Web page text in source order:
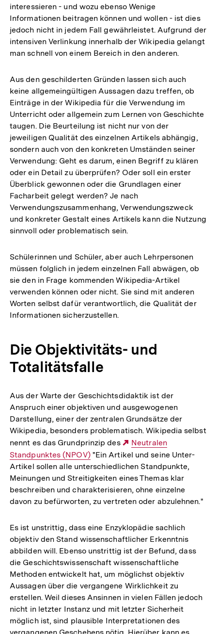
interessieren - und wozu ebenso Wenige
Informationen beitragen können und wollen - ist dies
jedoch nicht in jedem Fall gewährleistet. Aufgrund der
intensiven Verlinkung innerhalb der Wikipedia gelangt
man schnell von einem Bereich in den anderen.
Aus den geschilderten Gründen lassen sich auch
keine allgemeingültigen Aussagen dazu treffen, ob
Einträge in der Wikipedia für die Verwendung im
Unterricht oder allgemein zum Lernen von Geschichte
taugen. Die Beurteilung ist nicht nur von der
jeweiligen Qualität des einzelnen Artikels abhängig,
sondern auch von den konkreten Umständen seiner
Verwendung: Geht es darum, einen Begriff zu klären
oder ein Detail zu überprüfen? Oder soll ein erster
Überblick gewonnen oder die Grundlagen einer
Facharbeit gelegt werden? Je nach
Verwendungszusammenhang, Verwendungszweck
und konkreter Gestalt eines Artikels kann die Nutzung
sinnvoll oder problematisch sein.
Schülerinnen und Schüler, aber auch Lehrpersonen
müssen folglich in jedem einzelnen Fall abwägen, ob
sie den in Frage kommenden Wikipedia-Artikel
verwenden können oder nicht. Sie sind mit anderen
Worten selbst dafür verantwortlich, die Qualität der
Informationen sicherzustellen.
Die Objektivitäts- und
Totalitätsfalle
Aus der Warte der Geschichtsdidaktik ist der
Anspruch einer objektiven und ausgewogenen
Darstellung, einer der zentralen Grundsätze der
Wikipedia, besonders problematisch. Wikipedia selbst
nennt es das Grundprinzip des
Externer
Link:
Neutralen
Standpunktes (NPOV)"Ein Artikel und seine Unter-
Artikel sollen alle unterschiedlichen Standpunkte,
Meinungen und Streitigkeiten eines Themas klar
beschreiben und charakterisieren, ohne einzelne
davon zu befürworten, zu vertreten oder abzulehnen."
Es ist unstrittig, dass eine Enzyklopädie sachlich
objektiv den Stand wissenschaftlicher Erkenntnis
abbilden will. Ebenso unstrittig ist der Befund, dass
die Geschichtswissenschaft wissenschaftliche
Methoden entwickelt hat, um möglichst objektiv
Aussagen über die vergangene Wirklichkeit zu
erstellen. Weil dieses Ansinnen in vielen Fällen jedoch
nicht in letzter Instanz und mit letzter Sicherheit
möglich ist, sind plausible Interpretationen des